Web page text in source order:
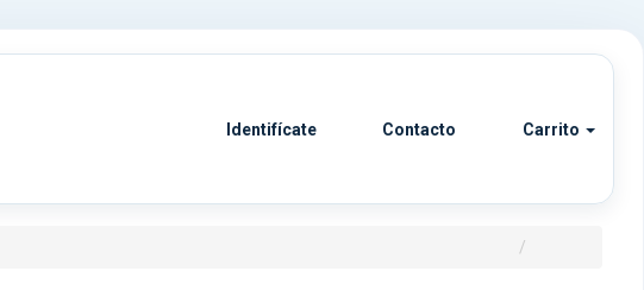
Identifícate Contacto Carrito